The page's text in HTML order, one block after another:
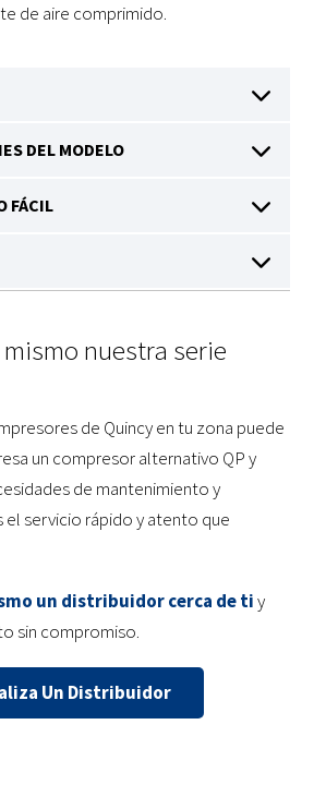
de aire comprimido.
nuestra serie
de Quincy en tu zona puede
un compresor alternativo QP y
de mantenimiento y
el servicio rápido y atento que
un distribuidor cerca de tiy
sin compromiso.
Un Distribuidor